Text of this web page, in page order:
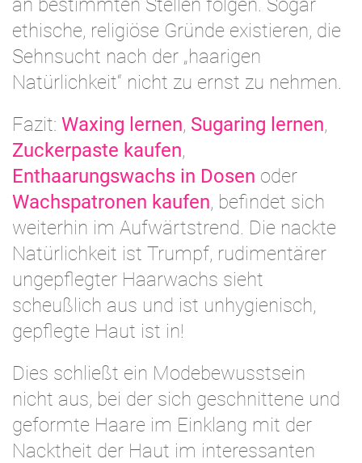
an bestimmten Stellen folgen. Sogar
ethische, religiöse Gründe existieren, die
Sehnsucht nach der „haarigen
Natürlichkeit“ nicht zu ernst zu nehmen.
Fazit: Waxing lernen, Sugaring lernen,
Zuckerpaste kaufen,
Enthaarungswachs in Dosen oder
Wachspatronen kaufen, befindet sich
weiterhin im Aufwärtstrend. Die nackte
Natürlichkeit ist Trumpf, rudimentärer
ungepflegter Haarwachs sieht
scheußlich aus und ist unhygienisch,
gepflegte Haut ist in!
Dies schließt ein Modebewusstsein
nicht aus, bei der sich geschnittene und
geformte Haare im Einklang mit der
Nacktheit der Haut im interessanten